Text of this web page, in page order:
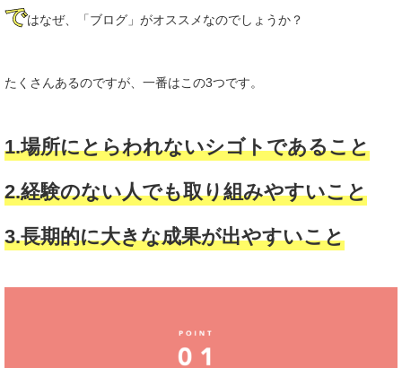
ではなぜ、「ブログ」がオススメなのでしょうか？
たくさんあるのですが、一番はこの3つです。
1.場所にとらわれないシゴトであること
2.経験のない人でも取り組みやすいこと
3.長期的に大きな成果が出やすいこと